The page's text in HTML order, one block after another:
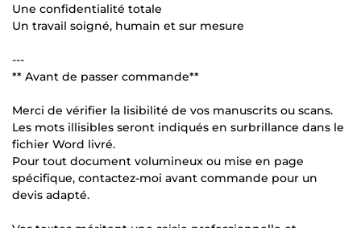
Une confidentialité totale
Un travail soigné, humain et sur mesure
---
** Avant de passer commande**
Merci de vérifier la lisibilité de vos manuscrits ou scans.
Les mots illisibles seront indiqués en surbrillance dans le
fichier Word livré.
Pour tout document volumineux ou mise en page
spécifique, contactez-moi avant commande pour un
devis adapté.